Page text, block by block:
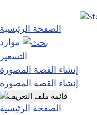
الصفحة الرئيسية
موارد
التسعير
إنشاء القصة المصورة
إنشاء القصة المصورة
الصفحة الرئيسية